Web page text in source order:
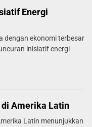
Energi
dengan ekonomi terbesar
inisiatif energi
Amerika Latin
Latin menunjukkan